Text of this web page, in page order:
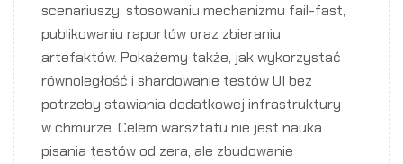
scenariuszy, stosowaniu mechanizmu fail-fast,
publikowaniu raportów oraz zbieraniu
artefaktów. Pokażemy także, jak wykorzystać
równoległość i shardowanie testów UI bez
potrzeby stawiania dodatkowej infrastruktury
w chmurze. Celem warsztatu nie jest nauka
pisania testów od zera, ale zbudowanie